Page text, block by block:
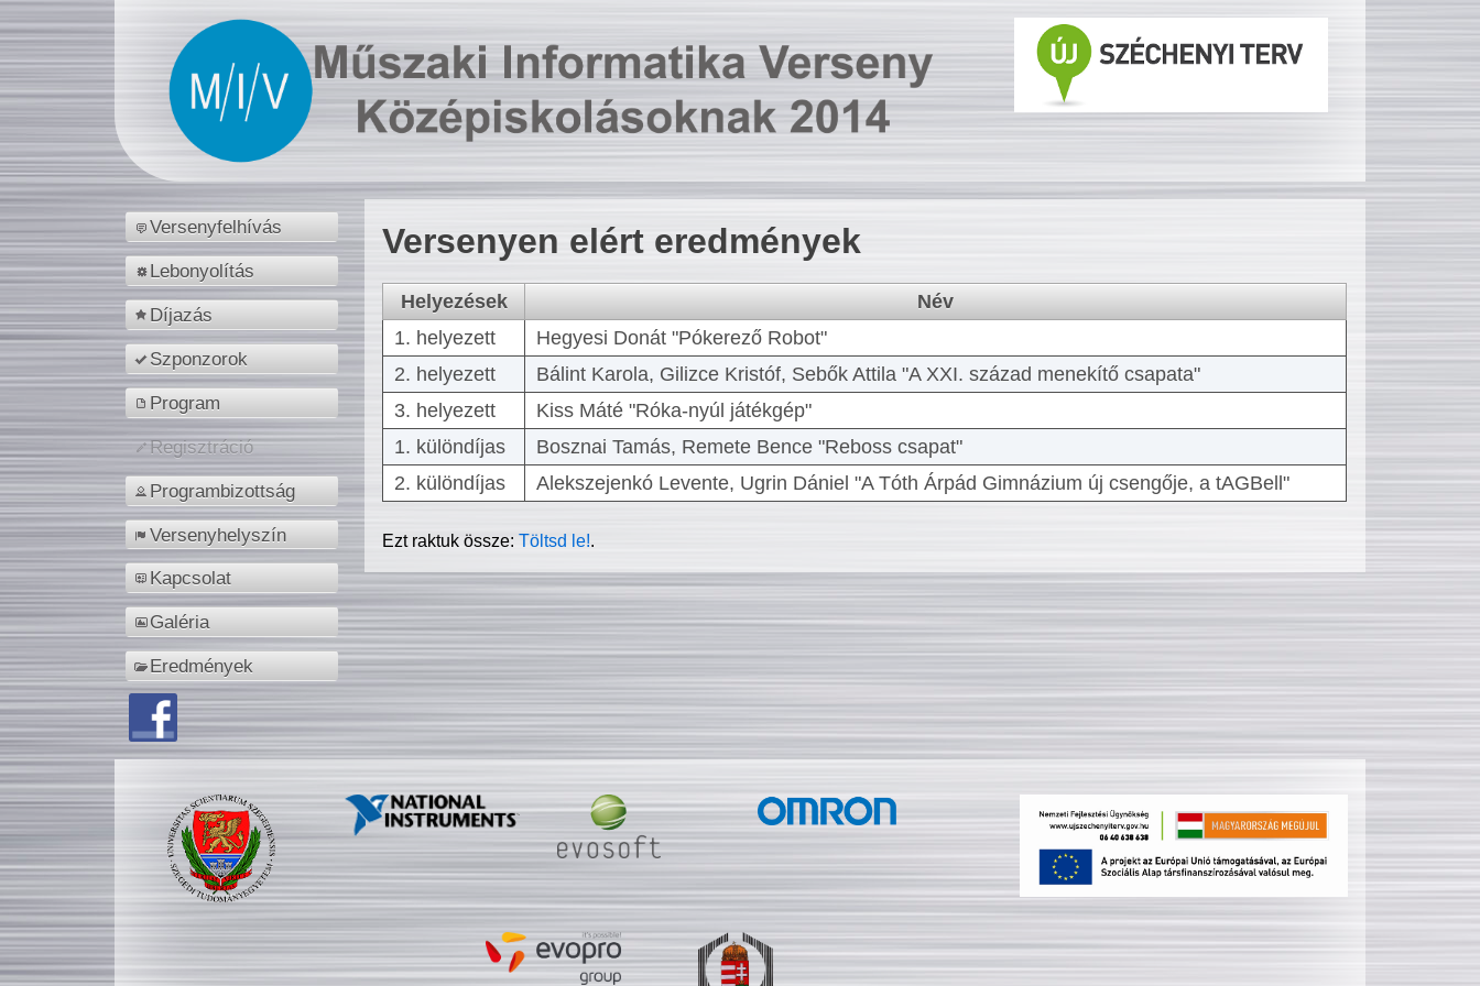
Versenyfelhívás
Lebonyolítás
Díjazás
Szponzorok
Program
Regisztráció
Programbizottság
Versenyhelyszín
Kapcsolat
Galéria
Eredmények
Versenyen elért eredmények
Helyezések
Név
1. helyezett
Hegyesi Donát "Pókerező Robot"
2. helyezett
Bálint Karola, Gilizce Kristóf, Sebők Attila "A XXI. század menekítő csapata"
3. helyezett
Kiss Máté "Róka-nyúl játékgép"
1. különdíjas
Bosznai Tamás, Remete Bence "Reboss csapat"
2. különdíjas
Alekszejenkó Levente, Ugrin Dániel "A Tóth Árpád Gimnázium új csengője, a tAGBell"
Ezt raktuk össze:Töltsd le!.